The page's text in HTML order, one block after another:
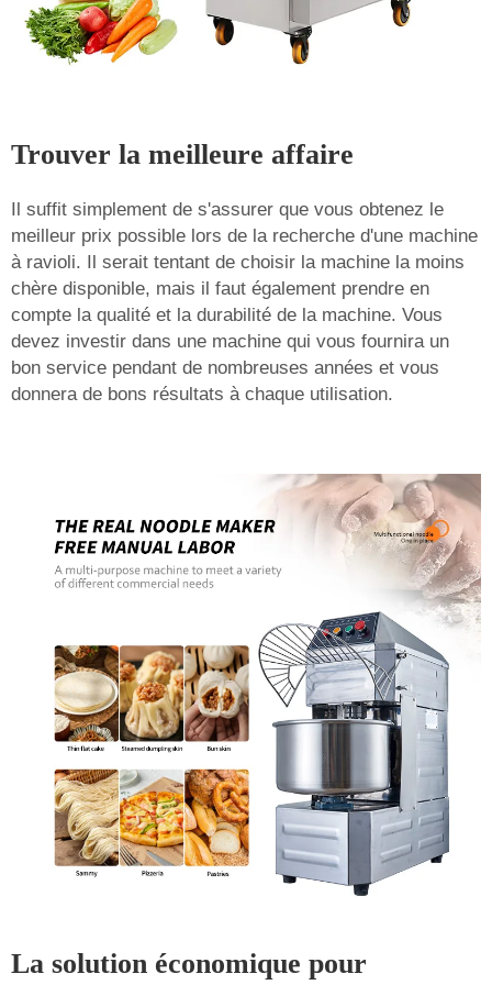
Trouver la meilleure affaire
Il suffit simplement de s'assurer que vous obtenez le
meilleur prix possible lors de la recherche d'une machine
à ravioli. Il serait tentant de choisir la machine la moins
chère disponible, mais il faut également prendre en
compte la qualité et la durabilité de la machine. Vous
devez investir dans une machine qui vous fournira un
bon service pendant de nombreuses années et vous
donnera de bons résultats à chaque utilisation.
La solution économique pour